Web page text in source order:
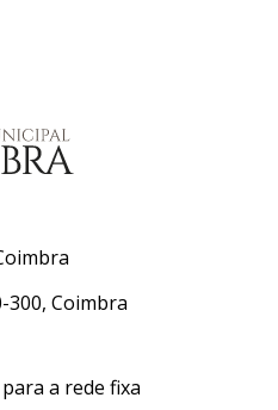
300, Coimbra
a rede fixa